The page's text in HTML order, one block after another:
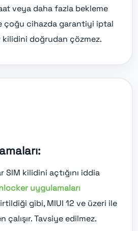
veya daha fazla bekleme
çoğu cihazda garantiyi iptal
kilidini doğrudan çözmez.
SIM kilidini açtığını iddia
uygulamaları
gibi, MIUI 12 ve üzeri ile
çalışır. Tavsiye edilmez.